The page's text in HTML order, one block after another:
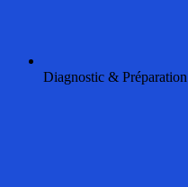
Diagnostic & Préparation